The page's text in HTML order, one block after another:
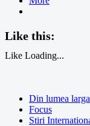
Like this:
Like Loading...
Din lumea larga
Focus
Stiri